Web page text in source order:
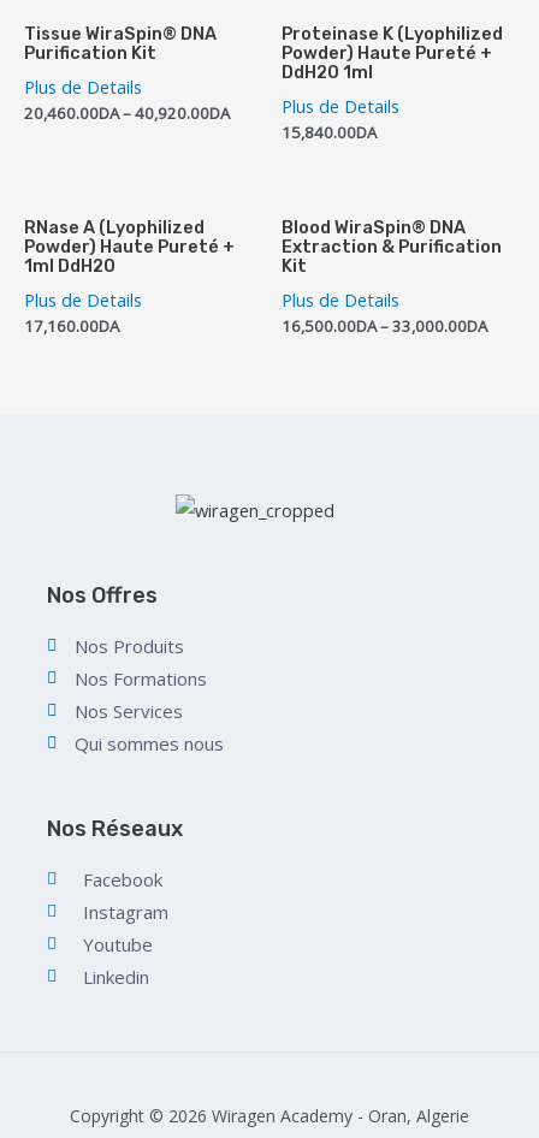
Tissue WiraSpin® DNA
Purification Kit
Plus de Details
20,460.00DA–40,920.00DA
Proteinase K (Lyophilized
Powder) Haute Pureté +
DdH2O 1ml
Plus de Details
15,840.00DA
RNase A (Lyophilized
Powder) Haute Pureté +
1ml DdH2O
Plus de Details
17,160.00DA
Blood WiraSpin® DNA
Extraction & Purification
Kit
Plus de Details
16,500.00DA–33,000.00DA
Nos Offres
Nos Produits
Nos Formations
Nos Services
Qui sommes nous
Nos Réseaux
Facebook
Instagram
Youtube
Linkedin
Copyright © 2026 Wiragen Academy - Oran, Algerie